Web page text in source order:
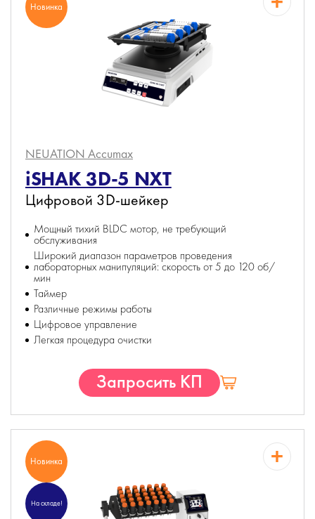
Новинка
NEUATION Accumax
iSHAK 3D-5 NXT
Цифровой 3D-шейкер
Мощный тихий BLDC мотор, не требующий
обслуживания
Широкий диапазон параметров проведения
лабораторных манипуляций: скорость от 5 до 120 об/
мин
Таймер
Различные режимы работы
Цифровое управление
Легкая процедура очистки
Запросить КП
Новинка
На складе!